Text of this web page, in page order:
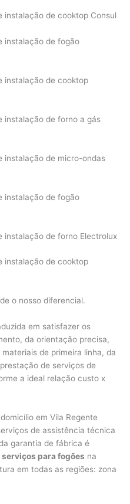
instalação de cooktop Consul
instalação de fogão
instalação de cooktop
instalação de forno a gás
instalação de micro-ondas
instalação de fogão
instalação de forno Electrolux
instalação de cooktop
o nosso diferencial.
em satisfazer os
da orientação precisa,
de primeira linha, da
de serviços de
a ideal relação custo x
em Vila Regente
de assistência técnica
garantia de fábrica é
serviços para fogões na
em todas as regiões: zona